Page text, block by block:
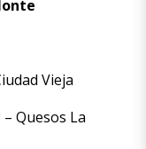
Vieja
Quesos La